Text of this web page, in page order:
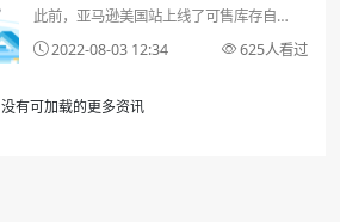
家请自动检查，亚马逊将移
除库存！
此前，亚马逊美国站上线了可售库存自动
移除设置。卖家在亚马逊运营中心的超龄
动设定为“自动移除”，并增加了价值回收
2022-08-03 12:34 625人看过
没有可加载的更多资讯